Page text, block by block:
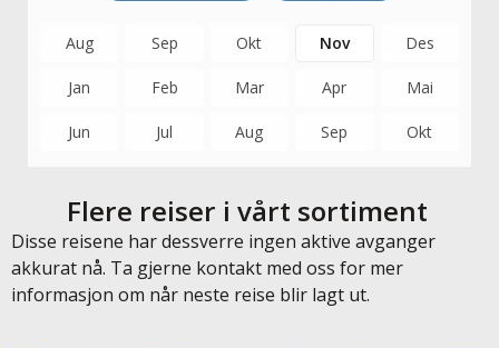
Aug Sep Okt Nov Des
Jan Feb Mar Apr Mai
Jun Jul Aug Sep Okt
Flere reiser i vårt sortiment
Disse reisene har dessverre ingen aktive avganger
akkurat nå. Ta gjerne kontakt med oss for mer
informasjon om når neste reise blir lagt ut.